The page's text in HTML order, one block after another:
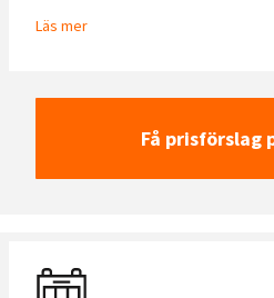
Läs mer
Få prisförslag